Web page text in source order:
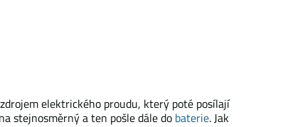
elektrického proudu, který poté posílají
stejnosměrný a ten pošle dále do baterie. Jak